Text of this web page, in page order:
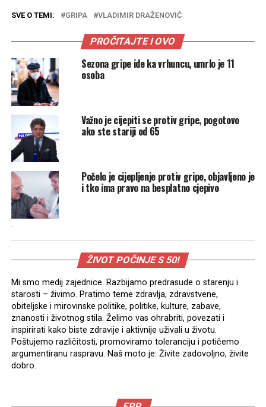
SVE O TEMI: GRIPA VLADIMIR DRAŽENOVIĆ
PROČITAJTE I OVO
Sezona gripe ide ka vrhuncu, umrlo je 11
osoba
Važno je cijepiti se protiv gripe, pogotovo
ako ste stariji od 65
Počelo je cijepljenje protiv gripe, objavljeno je
i tko ima pravo na besplatno cjepivo
.
ŽIVOT POČINJE S 50!
Mi smo medij zajednice. Razbijamo predrasude o starenju i
starosti – živimo. Pratimo teme zdravlja, zdravstvene,
obiteljske i mirovinske politike, politike, kulture, zabave,
znanosti i životnog stila. Želimo vas ohrabriti, povezati i
inspirirati kako biste zdravije i aktivnije uživali u životu.
Poštujemo različitosti, promoviramo toleranciju i potičemo
argumentiranu raspravu. Naš moto je: Živite zadovoljno, živite
dobro.